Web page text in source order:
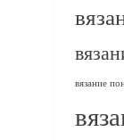
вязание